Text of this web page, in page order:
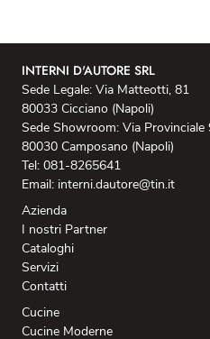
INTERNI D'AUTORE SRL
Sede Legale: Via Matteotti, 81
80033 Cicciano (Napoli)
Sede Showroom: Via Provinciale
80030 Camposano (Napoli)
Tel: 081-8265641
Email: interni.dautore@tin.it
Azienda
I nostri Partner
Cataloghi
Servizi
Contatti
Cucine
Cucine Moderne